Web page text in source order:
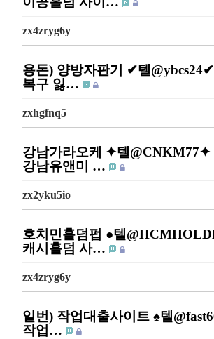
zx4zryg6y
용돈) 양방자판기 ✔텔
복구 잃…
zxhgfnq5
강남가라오케 ✦텔@CNKM77✦
강남유앤미 …
zx2yku5io
호치민홀덤펍 ●텔
캐시홀덤 사…
zx4zryg6y
일번) 작업대출사이트 ♠텔
작업…